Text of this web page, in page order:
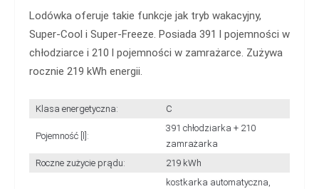
Lodówka oferuje takie funkcje jak tryb wakacyjny,
Super-Cool i Super-Freeze. Posiada 391 l pojemności w
chłodziarce i 210 l pojemności w zamrażarce. Zużywa
rocznie 219 kWh energii.
Klasa energetyczna: C
Pojemność [l]:
391 chłodziarka + 210
zamrażarka
Roczne zużycie prądu:
219 kWh
kostkarka automatyczna,